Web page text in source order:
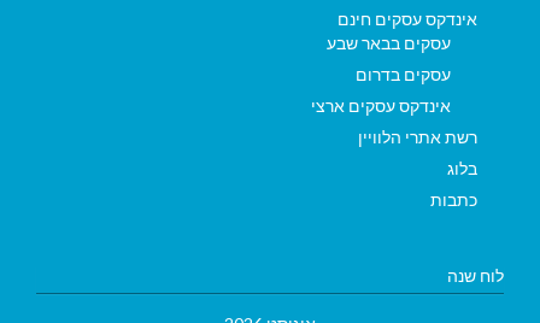
אינדקס עסקים חינם
עסקים בבאר שבע
עסקים בדרום
אינדקס עסקים ארצי
רשת אתרי הלוויין
בלוג
כתבות
לוח שנה